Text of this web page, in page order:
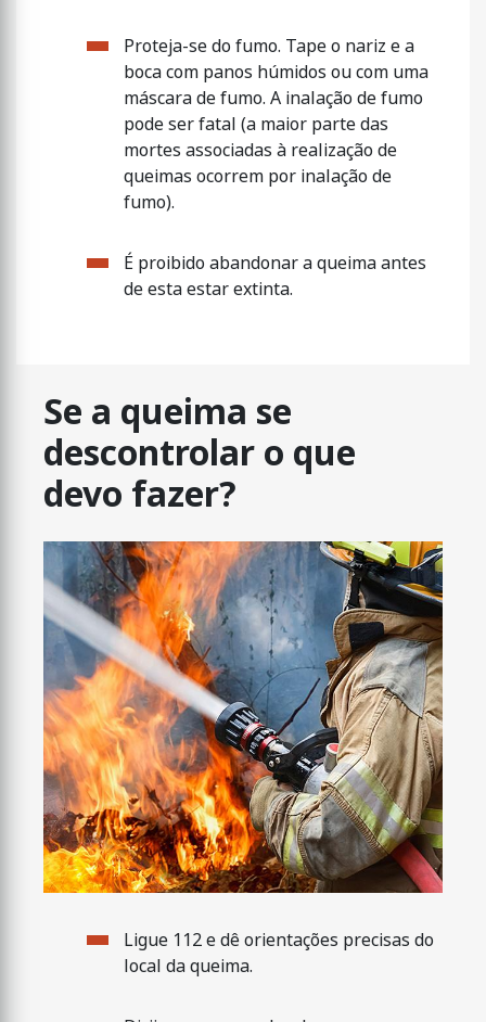
Proteja-se do fumo. Tape o nariz e a
boca com panos húmidos ou com uma
máscara de fumo. A inalação de fumo
pode ser fatal (a maior parte das
mortes associadas à realização de
queimas ocorrem por inalação de
fumo).
É proibido abandonar a queima antes
de esta estar extinta.
Se a queima se
descontrolar o que
devo fazer?
Ligue 112 e dê orientações precisas do
local da queima.